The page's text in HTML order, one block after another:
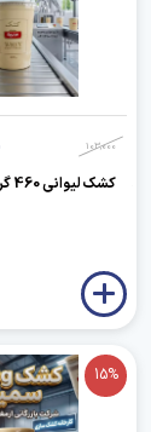
103,000
کشک لیوانی 460 گرمی سمیه
15%